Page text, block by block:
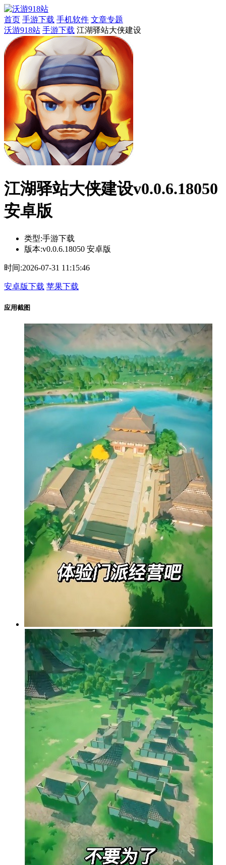
首页 手游下载 手机软件 文章专题
沃游918站 手游下载 江湖驿站大侠建设
江湖驿站大侠建设v0.0.6.18050
安卓版
类型:手游下载
版本:v0.0.6.18050 安卓版
时间:2026-07-31 11:15:46
安卓版下载 苹果下载
应用截图